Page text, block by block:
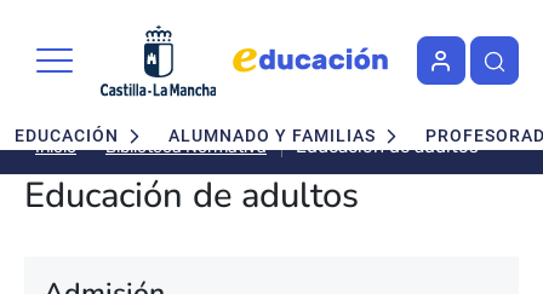
Navegación principal
EDUCACIÓN ALUMNADO Y FAMILIAS
Inicio Biblioteca Normativa Educación de adultos
Educación de adultos